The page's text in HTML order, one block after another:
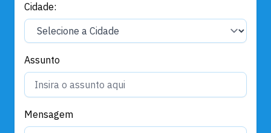
Cidade:
Assunto
Mensagem